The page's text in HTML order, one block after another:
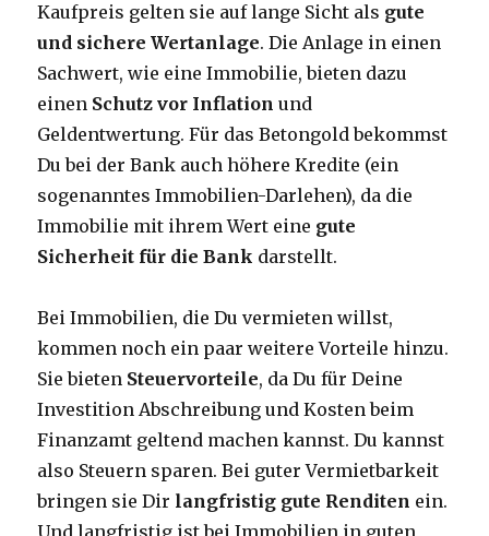
Kaufpreis gelten sie auf lange Sicht als gute
und sichere Wertanlage. Die Anlage in einen
Sachwert, wie eine Immobilie, bieten dazu
einen Schutz vor Inflation und
Geldentwertung. Für das Betongold bekommst
Du bei der Bank auch höhere Kredite (ein
sogenanntes Immobilien-Darlehen), da die
Immobilie mit ihrem Wert eine gute
Sicherheit für die Bank darstellt.
Bei Immobilien, die Du vermieten willst,
kommen noch ein paar weitere Vorteile hinzu.
Sie bieten Steuervorteile, da Du für Deine
Investition Abschreibung und Kosten beim
Finanzamt geltend machen kannst. Du kannst
also Steuern sparen. Bei guter Vermietbarkeit
bringen sie Dir langfristig gute Renditen ein.